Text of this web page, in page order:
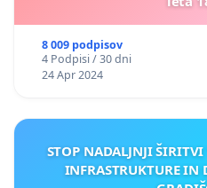
8 009 podpisov
4 Podpisi / 30 dni
24 Apr 2024
STOP NADALJNJI
INFRASTRUKTURE IN